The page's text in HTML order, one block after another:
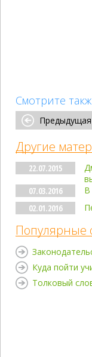
Смотрите
Другие
22.07.2015
07.03.2016
В
02.01.2016
Популярные
Куда пойти
Толковый